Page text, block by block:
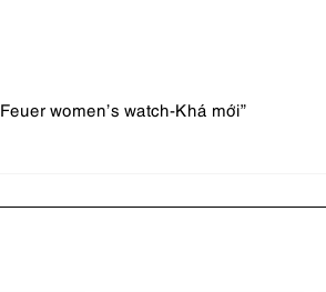
women’s watch-Khá mới”